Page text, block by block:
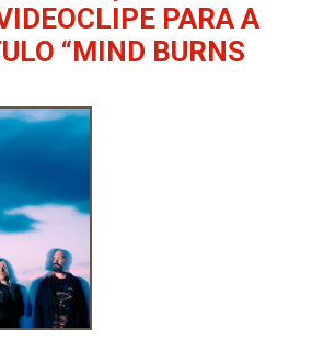
PARA A
“MIND BURNS